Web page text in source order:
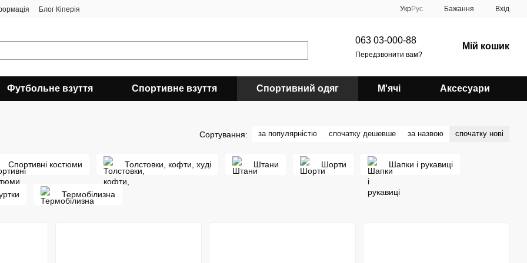
Блог Кіперія УкрРус Бажання Вхід
063 03-000-88
Передзвонити вам?
Мій кошик
Футбольне взуття Спортивне взуття Спортивний одяг М'ячі Аксесуари
Сортування: за популярністю спочатку дешевше за назвою спочатку нові
Спортивні костюми Толстовки, кофти, худі Штани Шорти Шапки і рукавиці
Термобілизна